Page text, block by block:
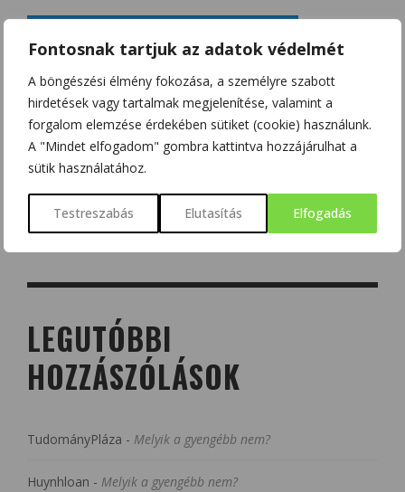
Fontosnak tartjuk az adatok védelmét
A böngészési élmény fokozása, a személyre szabott
hirdetések vagy tartalmak megjelenítése, valamint a
forgalom elemzése érdekében sütiket (cookie) használunk.
A "Mindet elfogadom" gombra kattintva hozzájárulhat a
sütik használatához.
Testreszabás Elutasítás Elfogadás
LEGUTÓBBI
HOZZÁSZÓLÁSOK
TudományPláza - Melyik a gyengébb nem?
Huynhloan - Melyik a gyengébb nem?